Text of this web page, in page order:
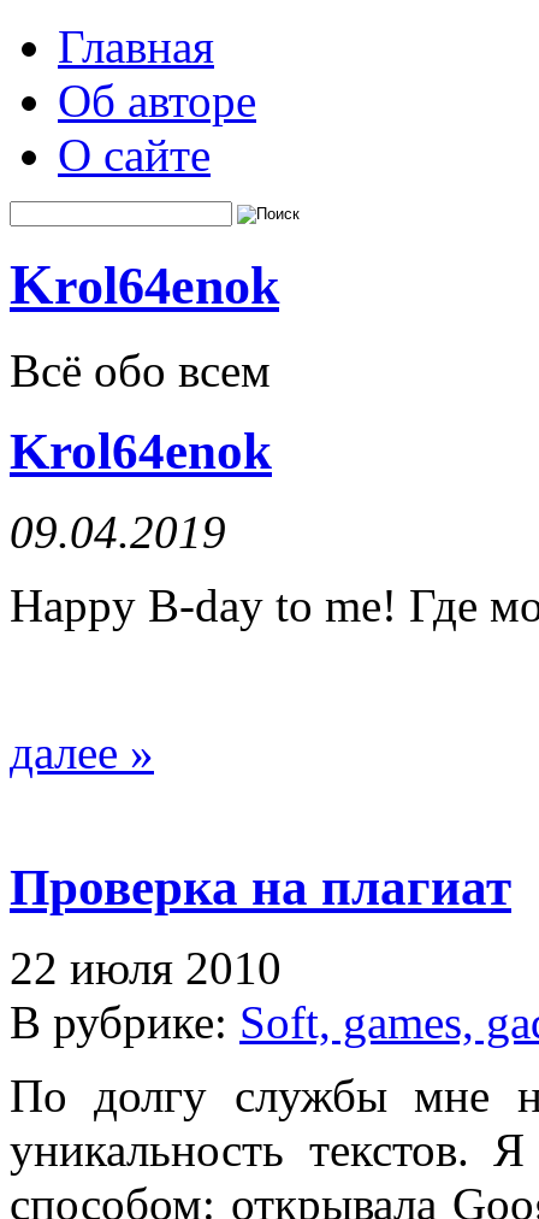
Главная
Об авторе
О сайте
Krol64enok
Всё обо всем
Krol64enok
09.04.2019
Happy B-day to me! Где
далее »
Проверка на плагиат
22 июля 2010
В рубрике: Soft, games,
По долгу службы мне
уникальность текстов.
способом: открывала